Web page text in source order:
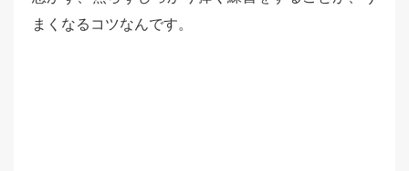
まくなるコツなんです。